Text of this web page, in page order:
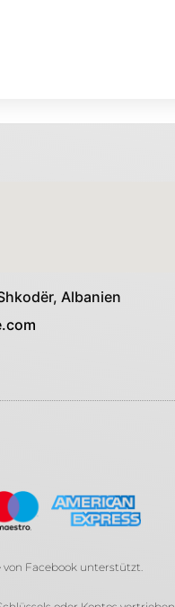
Albanien
von Facebook unterstützt.